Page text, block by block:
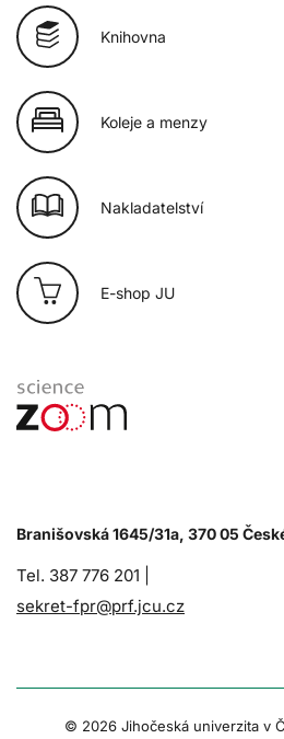
Knihovna
Koleje a menzy
Nakladatelství
E-shop JU
Branišovská 1645/31a, 370 05
Tel. 387 776 201 |
sekret-fpr@prf.jcu.cz
© 2026 Jihočeská univerzita v